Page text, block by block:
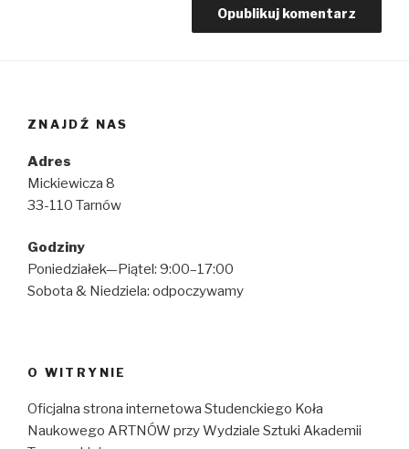
ZNAJDŹ NAS
Adres
Mickiewicza 8
33-110 Tarnów
Godziny
Poniedziałek—Piątel: 9:00–17:00
Sobota & Niedziela: odpoczywamy
O WITRYNIE
Oficjalna strona internetowa Studenckiego Koła
Naukowego ARTNÓW przy Wydziale Sztuki Akademii